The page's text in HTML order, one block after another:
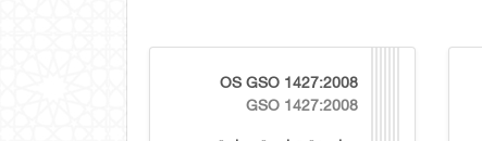
OS GSO 1427:2008
GSO 1427:2008